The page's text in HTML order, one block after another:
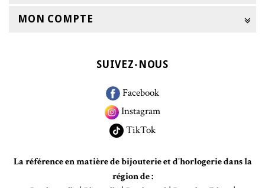
MON COMPTE
SUIVEZ-NOUS
Facebook
Instagram
TikTok
La référence en matière de bijouterie et d'horlogerie dans la
région de :